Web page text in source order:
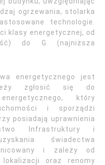
ogrzewania, stolarka
technologie.
klasy energetycznej, od
do G (najniższa
energetycznego jest
zgłosić się do
który
i sporządzi
posiadają uprawnienia
Infrastruktury i
świadectwa
i zależy od
oraz renomy